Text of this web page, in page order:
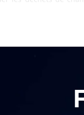
pour relever
l'intérêt de cette
Cette
les risques de